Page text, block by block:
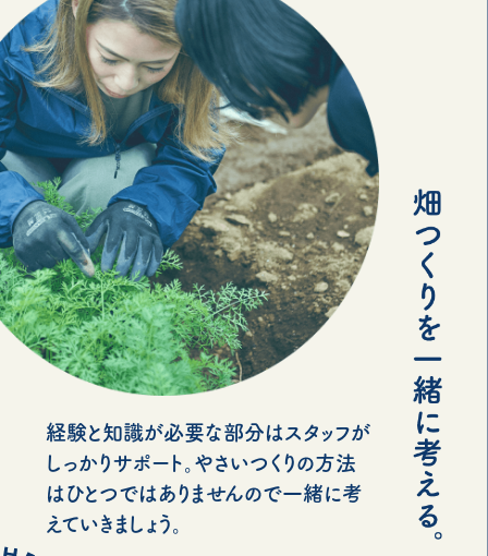
経験と知識が必要な部分はスタッフが
しっかりサポート。やさいつくりの方法
はひとつではありませんので一緒に考
えていきましょう。